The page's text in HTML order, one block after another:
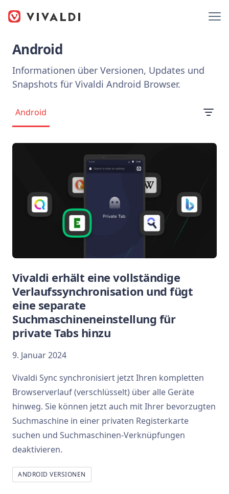
Android
Informationen über Versionen, Updates und
Snapshots für Vivaldi Android Browser.
Android
Vivaldi erhält eine vollständige
Verlaufssynchronisation und fügt
eine separate
Suchmaschineneinstellung für
private Tabs hinzu
9. Januar 2024
Vivaldi Sync synchronisiert jetzt Ihren kompletten
Browserverlauf (verschlüsselt) über alle Geräte
hinweg. Sie können jetzt auch mit Ihrer bevorzugten
Suchmaschine in einer privaten Registerkarte
suchen und Suchmaschinen-Verknüpfungen
deaktivieren.
ANDROID VERSIONEN